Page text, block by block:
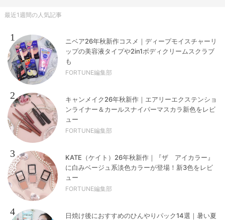
最近1週間の人気記事
1
ニベア26年秋新作コスメ｜ディープモイスチャーリ
ップの美容液タイプや2in1ボディクリームスクラブ
も
FORTUNE編集部
2
キャンメイク26年秋新作｜エアリーエクステンショ
ンライナー＆カールスナイパーマスカラ新色をレビ
ュー
FORTUNE編集部
3
KATE（ケイト）26年秋新作｜『ザ アイカラー』
に白みベージュ系淡色カラーが登場！新3色をレビ
ュー
FORTUNE編集部
4
日焼け後におすすめのひんやりパック14選｜暑い夏